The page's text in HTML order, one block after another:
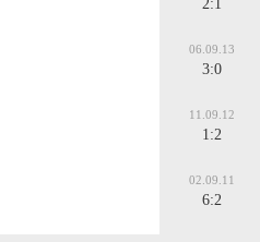
2:1
06.09.13
3:0
11.09.12
1:2
02.09.11
6:2